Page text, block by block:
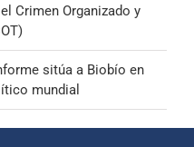
Crimen Organizado y
sitúa a Biobío en
mundial